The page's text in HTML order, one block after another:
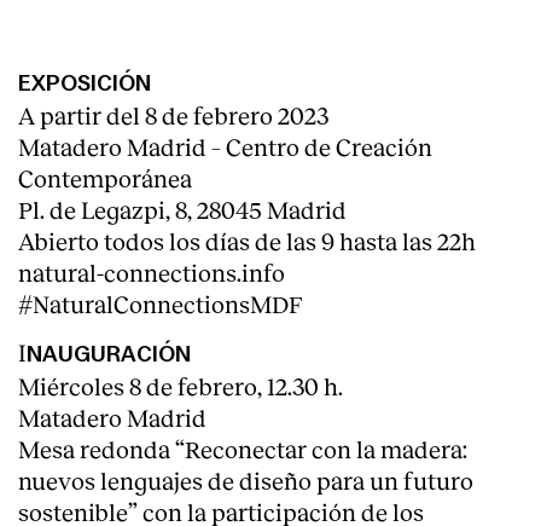
EXPOSICIÓN
A partir del 8 de febrero 2023
Matadero Madrid – Centro de Creación
Contemporánea
Pl. de Legazpi, 8, 28045 Madrid
Abierto todos los días de las 9 hasta las 22h
natural-connections.info
#NaturalConnectionsMDF
I NAUGURACIÓN
Miércoles 8 de febrero, 12.30 h.
Matadero Madrid
Mesa redonda “Reconectar con la madera:
nuevos lenguajes de diseño para un futuro
sostenible” con la participación de los